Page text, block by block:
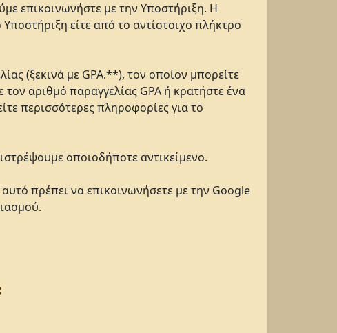
επικοινωνήστε με την Υποστήριξη. Η
είτε από το αντίστοιχο πλήκτρο
(ξεκινά με GPA.**), τον οποίον μπορείτε
αριθμό παραγγελίας GPA ή κρατήστε ένα
περισσότερες πληροφορίες για το
οποιοδήποτε αντικείμενο.
πρέπει να επικοινωνήσετε με την Google